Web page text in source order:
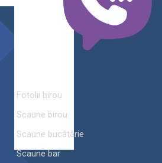
Fotolii birou
Scaune birou
Scaune bucătărie
Scaune bar